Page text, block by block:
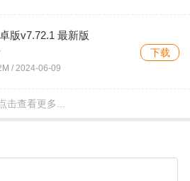
版v7.72.1 最新版
/ 2024-06-09
下载
新版(原洋葱数学)v7.61.0 安
击查看更多...